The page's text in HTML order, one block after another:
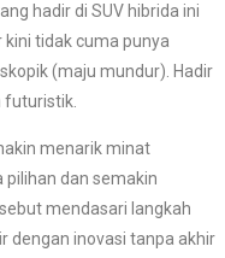
hadir di SUV hibrida ini
tidak cuma punya
(maju mundur). Hadir
futuristik.
menarik minat
dan semakin
mendasari langkah
dengan inovasi tanpa akhir